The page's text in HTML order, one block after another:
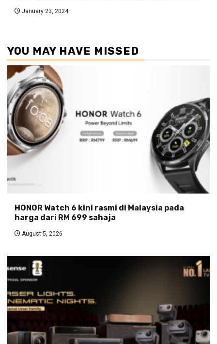
January 23, 2024
YOU MAY HAVE MISSED
HONOR Watch 6 kini rasmi di Malaysia pada
harga dari RM 699 sahaja
August 5, 2026